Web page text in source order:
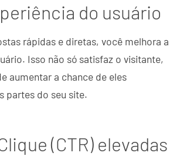
do usuário
rápidas e diretas, você melhora a
Isso não só satisfaz o visitante,
aumentar a chance de eles
partes do seu site.
(CTR) elevadas